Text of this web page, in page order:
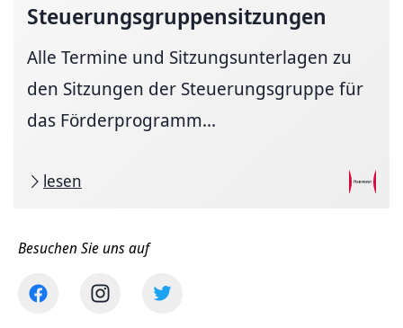
Steuerungsgruppensitzungen
Alle Termine und Sitzungsunterlagen zu
den Sitzungen der Steuerungsgruppe für
das Förderprogramm...
lesen
Besuchen Sie uns auf